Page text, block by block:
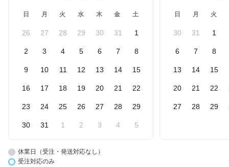
日 月 火 水 木 金 土
26 27 28 29 30 31 1
2 3 4 5 6 7 8
9 10 11 12 13 14 15
16 17 18 19 20 21 22
23 24 25 26 27 28 29
30 31 1 2 3 4 5
日 月 火
30 31 1
6 7 8
13 14 15
20 21 22
27 28 29
休業日（受注・発送対応なし）
受注対応のみ